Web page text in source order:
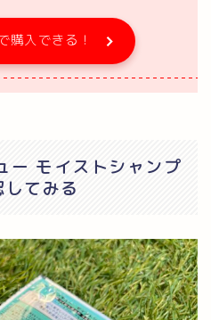
購入できる！
ー モイストシャンプ
てみる